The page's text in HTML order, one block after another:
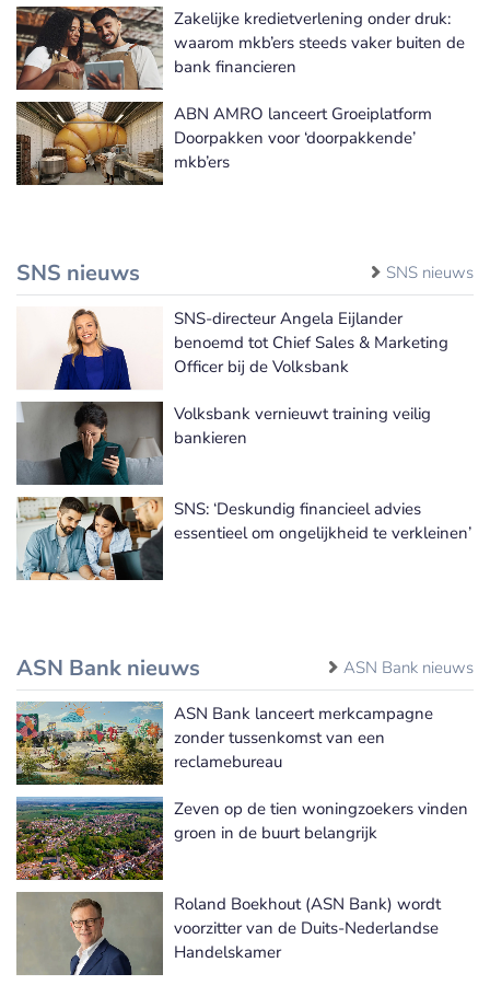
Zakelijke kredietverlening onder druk:
waarom mkb’ers steeds vaker buiten de
bank financieren
ABN AMRO lanceert Groeiplatform
Doorpakken voor ‘doorpakkende’
mkb’ers
SNS nieuws SNS nieuws
SNS-directeur Angela Eijlander
benoemd tot Chief Sales & Marketing
Officer bij de Volksbank
Volksbank vernieuwt training veilig
bankieren
SNS: ‘Deskundig financieel advies
essentieel om ongelijkheid te verkleinen’
ASN Bank nieuws ASN Bank nieuws
ASN Bank lanceert merkcampagne
zonder tussenkomst van een
reclamebureau
Zeven op de tien woningzoekers vinden
groen in de buurt belangrijk
Roland Boekhout (ASN Bank) wordt
voorzitter van de Duits-Nederlandse
Handelskamer